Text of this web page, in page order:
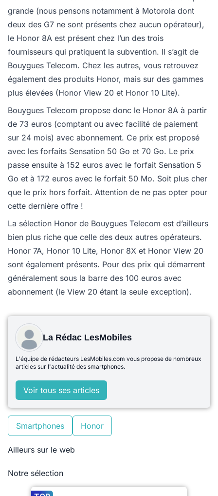
grande (nous pensons notamment à Motorola dont
deux des G7 ne sont présents chez aucun opérateur),
le Honor 8A est présent chez l’un des trois
fournisseurs qui pratiquent la subvention. Il s’agit de
Bouygues Telecom. Chez les autres, vous retrouvez
également des produits Honor, mais sur des gammes
plus élevées (Honor View 20 et Honor 10 Lite).
Bouygues Telecom propose donc le Honor 8A à partir
de 73 euros (comptant ou avec facilité de paiement
sur 24 mois) avec abonnement. Ce prix est proposé
avec les forfaits Sensation 50 Go et 70 Go. Le prix
passe ensuite à 152 euros avec le forfait Sensation 5
Go et à 172 euros avec le forfait 50 Mo. Soit plus cher
que le prix hors forfait. Attention de ne pas opter pour
cette dernière offre !
La sélection Honor de Bouygues Telecom est d’ailleurs
bien plus riche que celle des deux autres opérateurs.
Honor 7A, Honor 10 Lite, Honor 8X et Honor View 20
sont également présents. Pour des prix qui démarrent
généralement sous la barre des 100 euros avec
abonnement (le View 20 étant la seule exception).
La Rédac LesMobiles
L'équipe de rédacteurs LesMobiles.com vous propose de nombreux
articles sur l'actualité des smartphones.
Voir tous ses articles
Smartphones Honor
Ailleurs sur le web
Notre sélection